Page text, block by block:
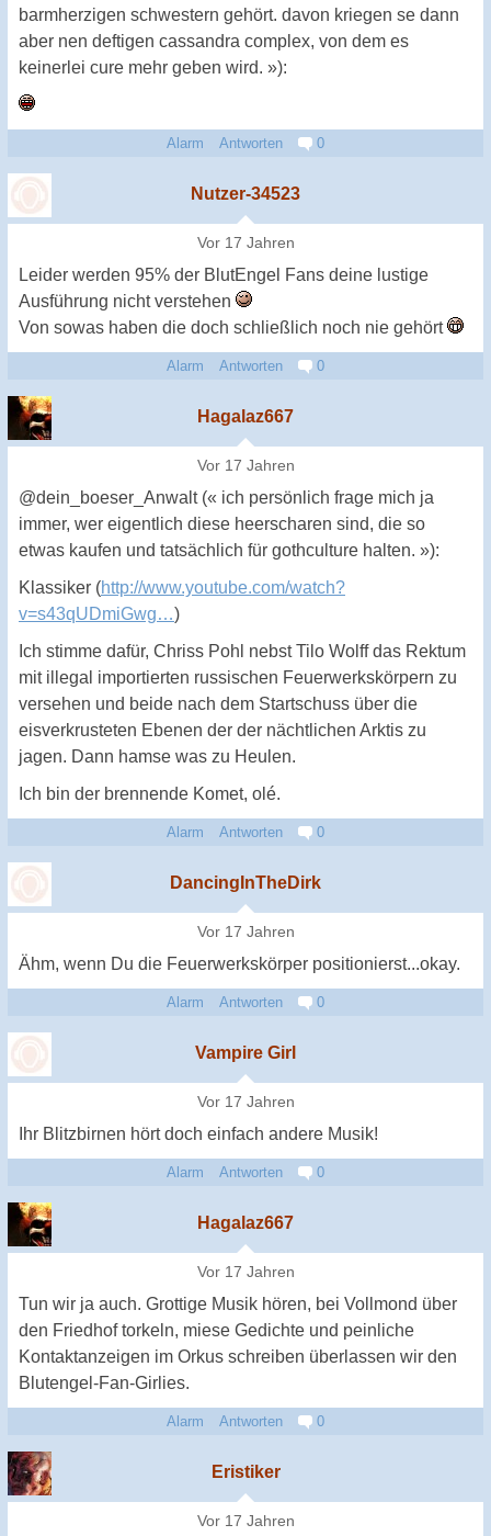
barmherzigen schwestern gehört. davon kriegen se dann
aber nen deftigen cassandra complex, von dem es
keinerlei cure mehr geben wird. »):
Alarm Antworten 0
Nutzer-34523
Vor 17 Jahren
Leider werden 95% der BlutEngel Fans deine lustige
Ausführung nicht verstehen
Von sowas haben die doch schließlich noch nie gehört
Alarm Antworten 0
Hagalaz667
Vor 17 Jahren
@dein_boeser_Anwalt (« ich persönlich frage mich ja
immer, wer eigentlich diese heerscharen sind, die so
etwas kaufen und tatsächlich für gothculture halten. »):
Klassiker (http://www.youtube.com/watch?
v=s43qUDmiGwg…)
Ich stimme dafür, Chriss Pohl nebst Tilo Wolff das Rektum
mit illegal importierten russischen Feuerwerkskörpern zu
versehen und beide nach dem Startschuss über die
eisverkrusteten Ebenen der der nächtlichen Arktis zu
jagen. Dann hamse was zu Heulen.
Ich bin der brennende Komet, olé.
Alarm Antworten 0
DancingInTheDirk
Vor 17 Jahren
Ähm, wenn Du die Feuerwerkskörper positionierst...okay.
Alarm Antworten 0
Vampire Girl
Vor 17 Jahren
Ihr Blitzbirnen hört doch einfach andere Musik!
Alarm Antworten 0
Hagalaz667
Vor 17 Jahren
Tun wir ja auch. Grottige Musik hören, bei Vollmond über
den Friedhof torkeln, miese Gedichte und peinliche
Kontaktanzeigen im Orkus schreiben überlassen wir den
Blutengel-Fan-Girlies.
Alarm Antworten 0
Eristiker
Vor 17 Jahren